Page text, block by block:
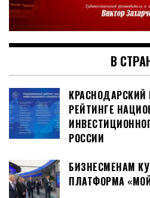
В
КРАСНОДАРСКИЙ
РЕЙТИНГЕ
РОССИИ
БИЗНЕСМЕНАМ
ПЛАТФОРМА